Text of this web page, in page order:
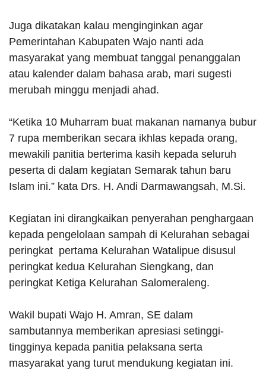
Juga dikatakan kalau menginginkan agar
Pemerintahan Kabupaten Wajo nanti ada
masyarakat yang membuat tanggal penanggalan
atau kalender dalam bahasa arab, mari sugesti
merubah minggu menjadi ahad.
“Ketika 10 Muharram buat makanan namanya bubur
7 rupa memberikan secara ikhlas kepada orang,
mewakili panitia berterima kasih kepada seluruh
peserta di dalam kegiatan Semarak tahun baru
Islam ini.” kata Drs. H. Andi Darmawangsah, M.Si.
Kegiatan ini dirangkaikan penyerahan penghargaan
kepada pengelolaan sampah di Kelurahan sebagai
peringkat pertama Kelurahan Watalipue disusul
peringkat kedua Kelurahan Siengkang, dan
peringkat Ketiga Kelurahan Salomeraleng.
Wakil bupati Wajo H. Amran, SE dalam
sambutannya memberikan apresiasi setinggi-
tingginya kepada panitia pelaksana serta
masyarakat yang turut mendukung kegiatan ini.